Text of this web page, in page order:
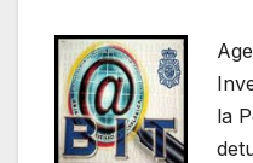
la